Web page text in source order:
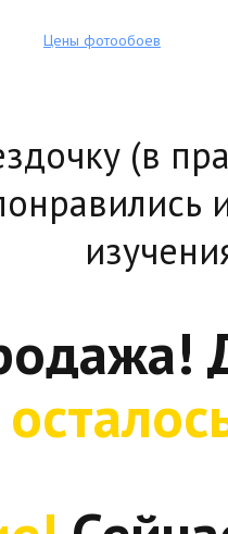
Цены фотообоев
(в